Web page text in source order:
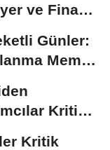
ve Finans
Günler:
Meme
Kritik
Kritik